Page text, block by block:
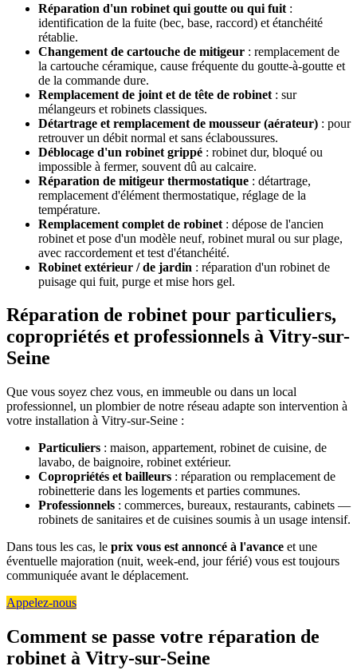
Réparation d'un robinet qui goutte ou qui fuit :
identification de la fuite (bec, base, raccord) et étanchéité
rétablie.
Changement de cartouche de mitigeur : remplacement de
la cartouche céramique, cause fréquente du goutte-à-goutte et
de la commande dure.
Remplacement de joint et de tête de robinet : sur
mélangeurs et robinets classiques.
Détartrage et remplacement de mousseur (aérateur) : pour
retrouver un débit normal et sans éclaboussures.
Déblocage d'un robinet grippé : robinet dur, bloqué ou
impossible à fermer, souvent dû au calcaire.
Réparation de mitigeur thermostatique : détartrage,
remplacement d'élément thermostatique, réglage de la
température.
Remplacement complet de robinet : dépose de l'ancien
robinet et pose d'un modèle neuf, robinet mural ou sur plage,
avec raccordement et test d'étanchéité.
Robinet extérieur / de jardin : réparation d'un robinet de
puisage qui fuit, purge et mise hors gel.
Réparation de robinet pour particuliers,
copropriétés et professionnels à Vitry-sur-
Seine
Que vous soyez chez vous, en immeuble ou dans un local
professionnel, un plombier de notre réseau adapte son intervention à
votre installation à Vitry-sur-Seine :
Particuliers : maison, appartement, robinet de cuisine, de
lavabo, de baignoire, robinet extérieur.
Copropriétés et bailleurs : réparation ou remplacement de
robinetterie dans les logements et parties communes.
Professionnels : commerces, bureaux, restaurants, cabinets —
robinets de sanitaires et de cuisines soumis à un usage intensif.
Dans tous les cas, le prix vous est annoncé à l'avance et une
éventuelle majoration (nuit, week-end, jour férié) vous est toujours
communiquée avant le déplacement.
Appelez-nous
Comment se passe votre réparation de
robinet à Vitry-sur-Seine